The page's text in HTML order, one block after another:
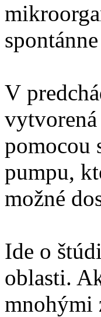
V
pomocou
pumpu,
možné
Ide o
oblasti.
mnohými